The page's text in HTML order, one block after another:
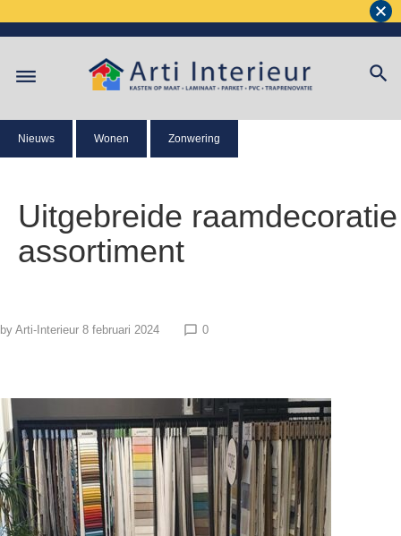
Nieuws Wonen Zonwering
Uitgebreide raamdecoratie
assortiment
by Arti-Interieur 8 februari 2024 chat_bubble_outline 0